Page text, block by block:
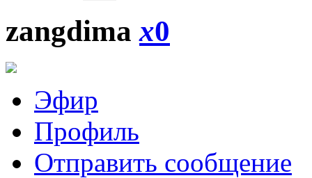
zangdimax0
Эфир
Профиль
Отправить сообщение